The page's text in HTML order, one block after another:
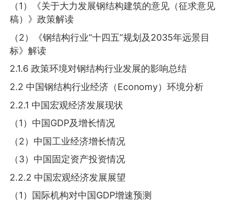
（1）《关于大力发展钢结构建筑的意见（征求意见
稿）》政策解读
（2）《钢结构行业“十四五”规划及2035年远景目
标》解读
2.1.6 政策环境对钢结构行业发展的影响总结
2.2 中国钢结构行业经济（Economy）环境分析
2.2.1 中国宏观经济发展现状
（1）中国GDP及增长情况
（2）中国工业经济增长情况
（3）中国固定资产投资情况
2.2.2 中国宏观经济发展展望
（1）国际机构对中国GDP增速预测